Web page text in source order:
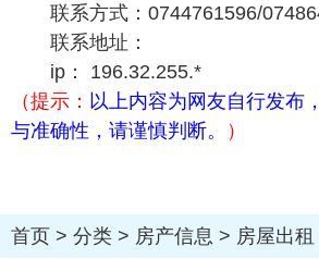
联系方式：0744761596/
联系地址：
ip： 196.32.255.*
（提示： 以上内容为网友自行发布
与准确性，请谨慎判断。
）
首页 > 分类 > 房产信息 > 房屋出租